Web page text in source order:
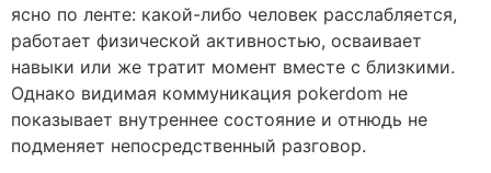
ясно по ленте: какой-либо человек расслабляется,
работает физической активностью, осваивает
навыки или же тратит момент вместе с близкими.
Однако видимая коммуникация pokerdom не
показывает внутреннее состояние и отнюдь не
подменяет непосредственный разговор.